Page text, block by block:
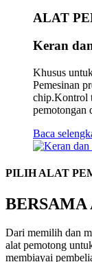
ALAT
Keran
Khusus
Pemesinan
chip.Kontrol
pemotongan
Baca
PILIH ALAT
Dari memilih dan
alat pemotong
membiayai